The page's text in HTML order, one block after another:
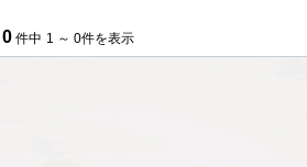
0 件中 1 ～ 0件を表示